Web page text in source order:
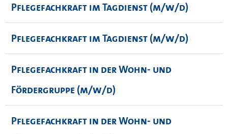
Pflegefachkraft im Tagdienst (m/w/d)
Pflegefachkraft im Tagdienst (m/w/d)
Pflegefachkraft in der Wohn- und
Fördergruppe (m/w/d)
Pflegefachkraft in der Wohn- und